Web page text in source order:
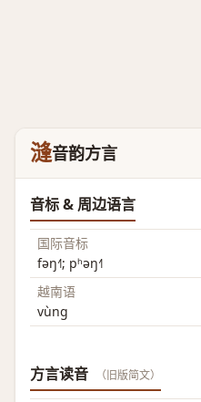
漨音韵方言
音标 & 周边语言
国际音标
fəŋ˧˥; pʰəŋ˧˥
越南语
vùng
方言读音 （旧版简文）